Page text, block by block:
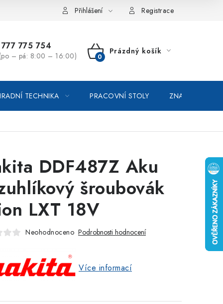
/ odstoupení od smlouvy Online platby Comgate
Přihlášení Registrace
777 775 754
(po – pá: 8:00 – 16:00)
NÁKUPNÍ
Prázdný košík
TECHNIKA PRACOVNÍ STOLY ZNAČKOVACÍ
DDF487Z Aku
šroubovák
LXT 18V
Neohodnoceno Podrobnosti hodnocení
Více informací